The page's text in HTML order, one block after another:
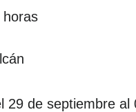
horas
29 de septiembre